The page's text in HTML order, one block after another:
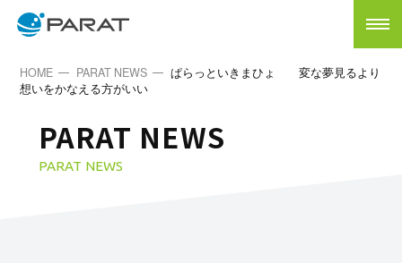
PARAT NEWS
PARAT NEWS
HOME PARAT NEWS
ぱらっといきまひょ 変な夢見るより
想いをかなえる方がいい